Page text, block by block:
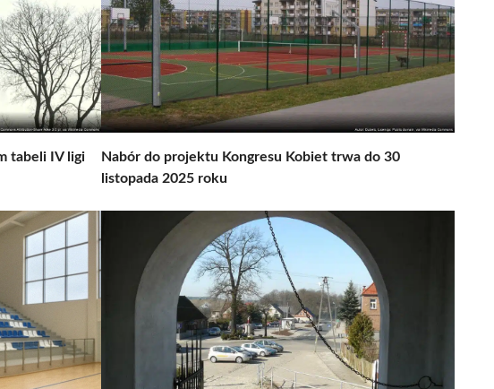
tabeli IV ligi
Nabór do projektu Kongresu Kobiet trwa do 30
listopada 2025 roku